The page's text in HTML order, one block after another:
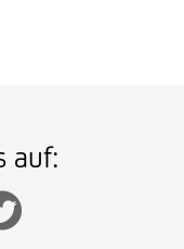
auf: